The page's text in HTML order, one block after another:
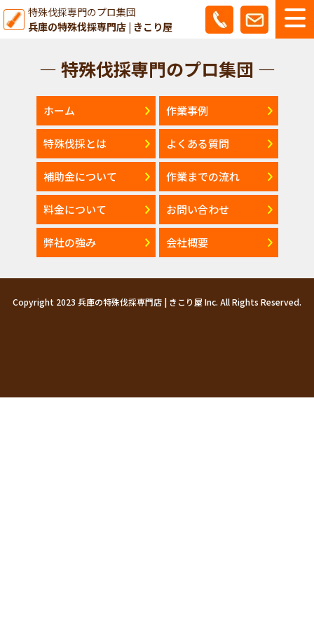
特殊伐採専門のプロ集団
兵庫の特殊伐採専門店 | きこり屋
— 特殊伐採専門のプロ集団 —
ホーム 作業事例
特殊伐採とは よくある質問
補助金について 作業までの流れ
料金について お問い合わせ
弊社の強み 会社概要
Copyright 2023 兵庫の特殊伐採専門店 | きこり屋 Inc. All Rights Reserved.